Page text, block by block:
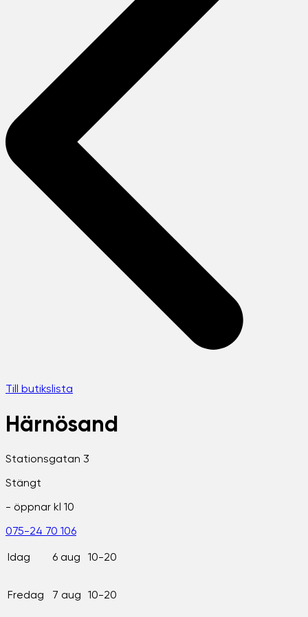
Till butikslista
Härnösand
Stationsgatan 3
Stängt
- öppnar kl 10
075-24 70 106
Idag 6 aug 10-20
Fredag 7 aug 10-20